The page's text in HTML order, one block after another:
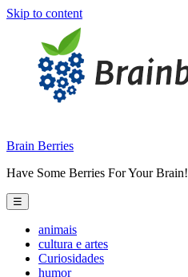
Skip to content
Brain Berries
Have Some Berries For Your Brain!
☰
animais
cultura e artes
Curiosidades
humor